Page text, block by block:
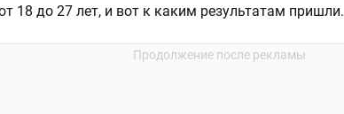
18 до 27 лет, и вот к каким результатам пришли.